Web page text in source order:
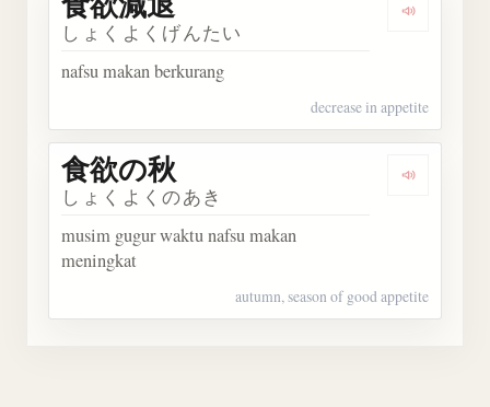
しょくよくげんたい
nafsu makan berkurang
decrease in appetite
食欲の秋
しょくよくのあき
musim gugur waktu nafsu makan
meningkat
autumn, season of good appetite